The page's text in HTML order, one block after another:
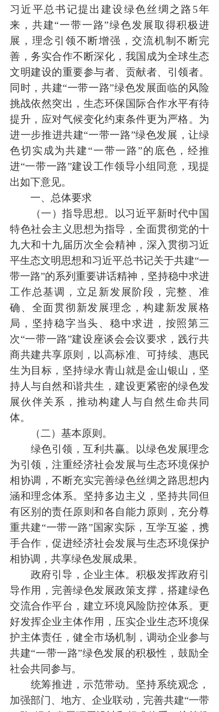
习近平总书记提出建设绿色丝绸之路5年
来，共建“一带一路”绿色发展取得积极进
展，理念引领不断增强，交流机制不断完
善，务实合作不断深化，我国成为全球生态
文明建设的重要参与者、贡献者、引领者。
同时，共建“一带一路”绿色发展面临的风险
挑战依然突出，生态环保国际合作水平有待
提升，应对气候变化约束条件更为严格。为
进一步推进共建“一带一路”绿色发展，让绿
色切实成为共建“一带一路”的底色，经推
进“一带一路”建设工作领导小组同意，现提
出如下意见。
一、总体要求
（一）指导思想。以习近平新时代中国
特色社会主义思想为指导，全面贯彻党的十
九大和十九届历次全会精神，深入贯彻习近
平生态文明思想和习近平总书记关于共建“一
带一路”的系列重要讲话精神，坚持稳中求进
工作总基调，立足新发展阶段，完整、准
确、全面贯彻新发展理念，构建新发展格
局，坚持稳字当头、稳中求进，按照第三
次“一带一路”建设座谈会会议要求，践行共
商共建共享原则，以高标准、可持续、惠民
生为目标，坚持绿水青山就是金山银山，坚
持人与自然和谐共生，建设更紧密的绿色发
展伙伴关系，推动构建人与自然生命共同
体。
（二）基本原则。
绿色引领，互利共赢。以绿色发展理念
为引领，注重经济社会发展与生态环境保护
相协调，不断充实完善绿色丝绸之路思想内
涵和理念体系。坚持多边主义，坚持共同但
有区别的责任原则和各自能力原则，充分尊
重共建“一带一路”国家实际，互学互鉴，携
手合作，促进经济社会发展与生态环境保护
相协调，共享绿色发展成果。
政府引导，企业主体。积极发挥政府引
导作用，完善绿色发展政策支撑，搭建绿色
交流合作平台，建立环境风险防控体系。更
好发挥企业主体作用，压实企业生态环境保
护主体责任，健全市场机制，调动企业参与
共建“一带一路”绿色发展的积极性，鼓励全
社会共同参与。
统筹推进，示范带动。坚持系统观念，
加强部门、地方、企业联动，完善共建“一带